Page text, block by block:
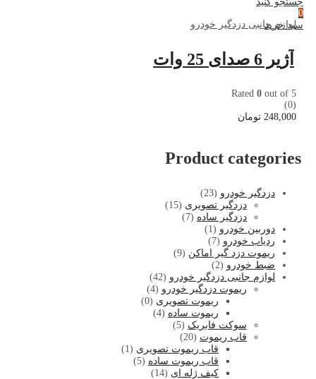
0
سبد خرید
لوازم جانبی دزدگیر خودرو
آژیر 6 صدای 25 وات
Rated 0 out of 5
(0)
248,000 تومان
Product categories
دزدگیر خودرو (23)
دزدگیر تصویری (15)
دزدگیر ساده (7)
دوربین خودرو (1)
ردیاب خودرو (7)
ریموت دزد گیر اماکن (9)
ضبط خودرو (2)
لوازم جانبی دزدگیر خودرو (42)
ریموت دزدگیر خودرو (4)
ریموت تصویری (0)
ریموت ساده (4)
سوکت فابریک (5)
قاب ریموت (20)
قاب ریموت تصویری (1)
قاب ریموت ساده (5)
کیف ژله ای (14)